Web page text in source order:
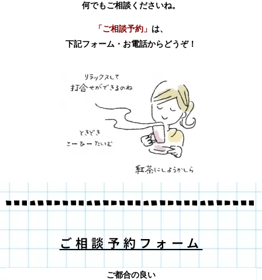
何でもご相談くださいね。
「ご相談予約」 は、
下記フォーム・お電話からどうぞ！
ご相談予約フォーム
ご都合の良い